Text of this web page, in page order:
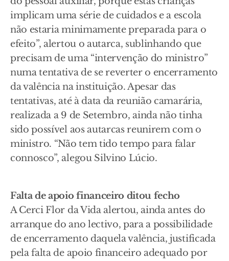
implicam uma série de cuidados e a escola
não estaria minimamente preparada para o
efeito”, alertou o autarca, sublinhando que
precisam de uma “intervenção do ministro”
numa tentativa de se reverter o encerramento
da valência na instituição. Apesar das
tentativas, até à data da reunião camarária,
realizada a 9 de Setembro, ainda não tinha
sido possível aos autarcas reunirem com o
ministro. “Não tem tido tempo para falar
connosco”, alegou Silvino Lúcio.
Falta de apoio financeiro ditou fecho
A Cerci Flor da Vida alertou, ainda antes do
arranque do ano lectivo, para a possibilidade
de encerramento daquela valência, justificada
pela falta de apoio financeiro adequado por